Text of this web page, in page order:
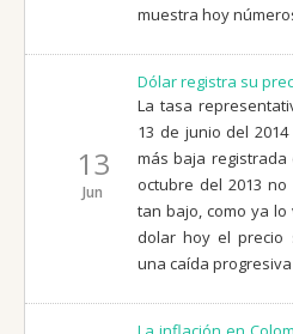
muestra hoy
13
Jun
Dólar registra su
La tasa
13 de junio del
más baja registrada
octubre del 2013
tan bajo, como ya
dolar hoy el precio
una caída